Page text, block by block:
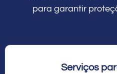
para garantir
Serviços